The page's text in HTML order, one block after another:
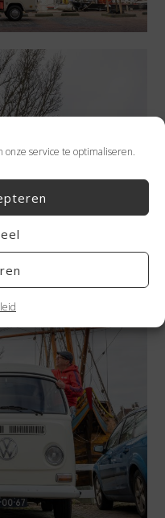
onze service te optimaliseren.